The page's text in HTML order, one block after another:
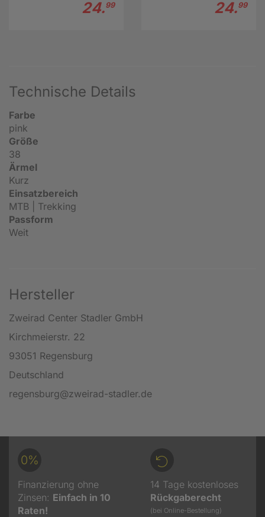
24.99 24.99
Technische Details
Farbe
pink
Größe
38
Ärmel
Kurz
Einsatzbereich
MTB | Trekking
Passform
Weit
Hersteller
Zweirad Center Stadler GmbH
Kirchmeierstr. 22
93051 Regensburg
Deutschland
regensburg@zweirad-stadler.de
0%
Finanzierung ohne
Zinsen: Einfach in 10
Raten!
14 Tage kostenloses
Rückgaberecht
(bei Online-Bestellung)